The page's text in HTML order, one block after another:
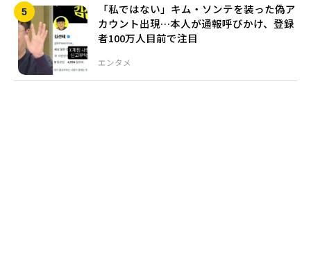
エンタメ
「私ではない」キム・ソンテを装った偽ア
カウント出現…本人が通報呼びかけ、登録
者100万人目前で注目